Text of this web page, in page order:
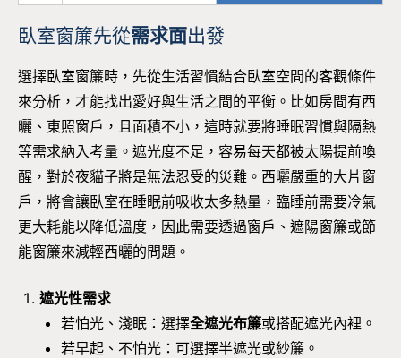
臥室窗簾先從需求面出發
選擇臥室窗簾時，先從生活習慣結合臥室空間的客觀條件
來分析，才能找出愛好與生活之間的平衡。比如房間有西
曬、東照窗戶，且面積不小，這時就要將睡眠習慣與隔熱
等需求納入考量。遮光度不足，容易每天都被太陽提前喚
醒，對於夜貓子將是無法忍受的災難。西曬嚴重的大片窗
戶，將會讓臥室在睡眠前吸收太多熱量，臨睡前需要冷氣
更大耗能以降低溫度，因此需要透過窗戶、遮陽窗簾或節
能窗簾來減輕西曬的問題。
遮光性需求
若怕光、淺眠：選擇全遮光布簾或搭配遮光內裡。
若早起、不怕光：可選擇半遮光或紗簾。